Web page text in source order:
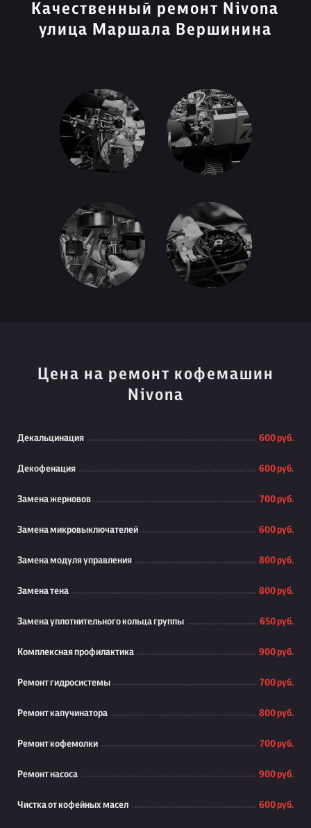
Качественный ремонт Nivona
улица Маршала Вершинина
Цена на ремонт кофемашин
Nivona
Декальцинация 600 руб.
Декофенация 600 руб.
Замена жерновов 700 руб.
Замена микровыключателей 600 руб.
Замена модуля управления 800 руб.
Замена тена 800 руб.
Замена уплотнительного кольца группы 650 руб.
Комплексная профилактика 900 руб.
Ремонт гидросистемы 700 руб.
Ремонт капучинатора 800 руб.
Ремонт кофемолки 700 руб.
Ремонт насоса 900 руб.
Чистка от кофейных масел 600 руб.